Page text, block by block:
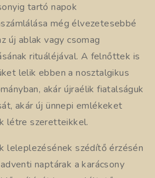
tartó napok
még élvezetesebbé
új ablak vagy csomag
rituáléjával. A felnőttek is
lelik ebben a nosztalgikus
akár újraélik fiatalságuk
akár új ünnepi emlékeket
létre szeretteikkel.
leleplezésének szédítő érzésén
naptárak a karácsony